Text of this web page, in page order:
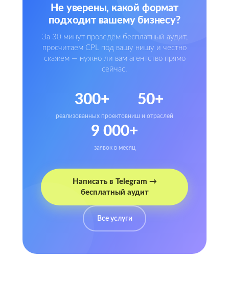
Не уверены, какой формат
подходит вашему бизнесу?
За 30 минут проведём бесплатный аудит,
просчитаем CPL под вашу нишу и честно
скажем — нужно ли вам агентство прямо
сейчас.
300+
реализованных проектов
50+
ниш и отраслей
9 000+
заявок в месяц
Написать в Telegram →
бесплатный аудит
Все услуги